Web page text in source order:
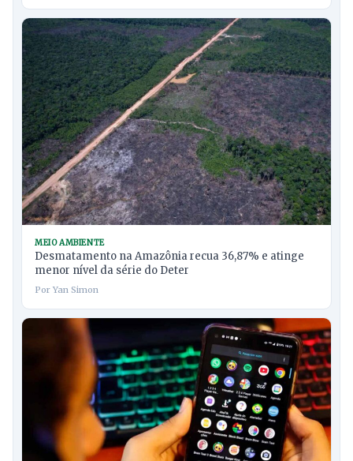
MEIO AMBIENTE
Desmatamento na Amazônia recua 36,87% e atinge
menor nível da série do Deter
Por Yan Simon